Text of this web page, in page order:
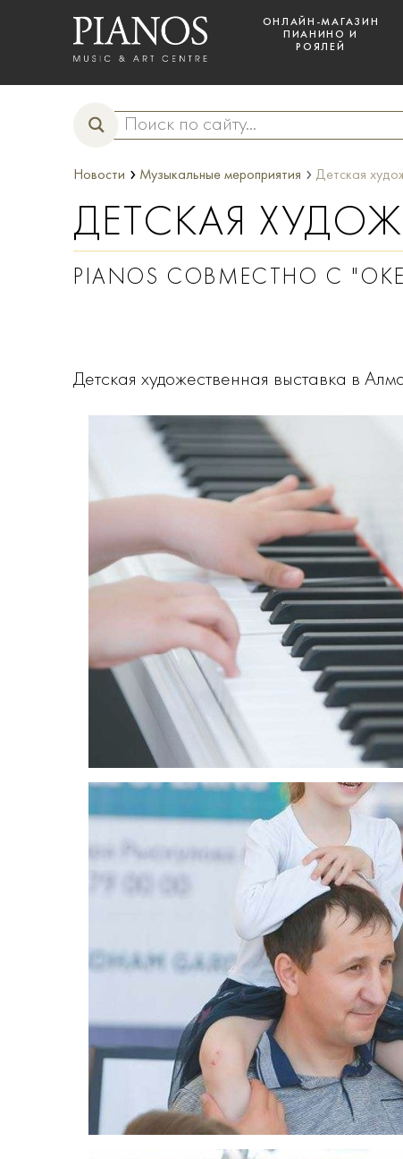
ОНЛАЙН-МАГАЗИН
ПИАНИНО И
РОЯЛЕЙ
Новости › Музыкальные мероприятия › Детская
ДЕТСКАЯ
PIANOS СОВМЕСТНО С
Детская художественная выставка в